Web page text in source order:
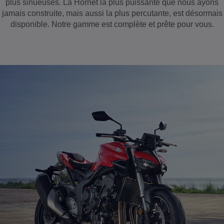
plus sinueuses. La Hornet la plus puissante que nous ayons
jamais construite, mais aussi la plus percutante, est désormais
disponible. Notre gamme est complète et prête pour vous.